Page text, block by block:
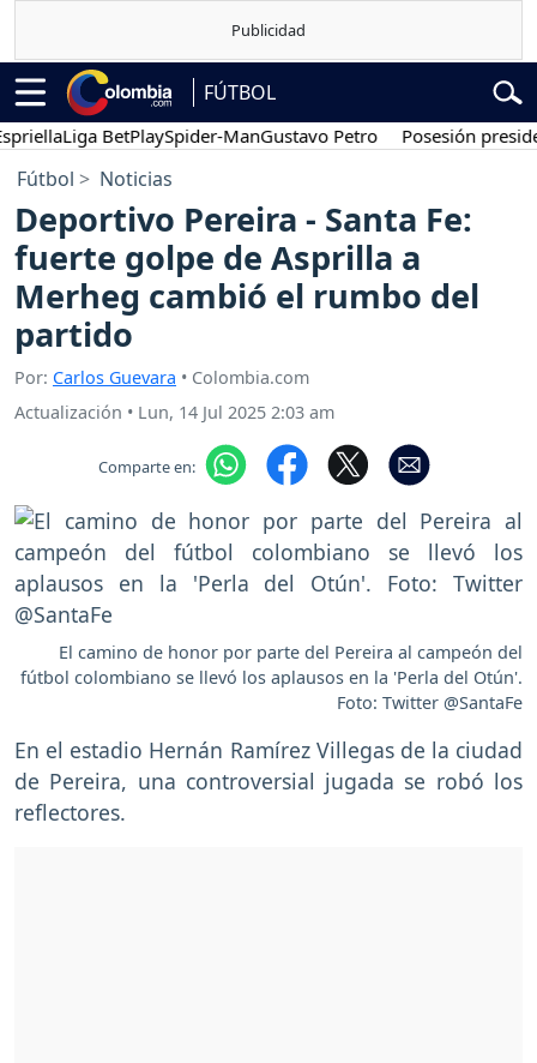
FÚTBOL
Liga BetPlaySpider-ManGustavo Petro Posesión presidencial
Fútbol Noticias
Deportivo Pereira - Santa Fe:
fuerte golpe de Asprilla a
Merheg cambió el rumbo del
partido
Por: Carlos Guevara • Colombia.com
Actualización • Lun, 14 Jul 2025 2:03 am
Comparte en:
El camino de honor por parte del Pereira al campeón del
fútbol colombiano se llevó los aplausos en la 'Perla del Otún'.
Foto: Twitter @SantaFe
En el estadio Hernán Ramírez Villegas de la ciudad
de Pereira, una controversial jugada se robó los
reflectores.